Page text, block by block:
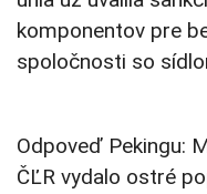
komponentov pre
spoločnosti so
Odpoveď Pekingu:
ČĽR vydalo ostré